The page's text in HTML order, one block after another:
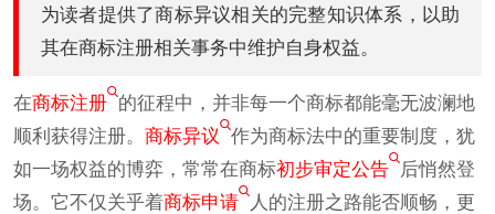
为读者提供了商标异议相关的完整知识体系，以助
其在商标注册相关事务中维护自身权益。
在商标注册 的征程中，并非每一个商标都能毫无波澜地
顺利获得注册。 商标异议
作为商标法中的重要制度，犹
如一场权益的博弈，常常在商标初步审定公告
后悄然登
场。它不仅关乎着商标申请
人的注册之路能否顺畅，更